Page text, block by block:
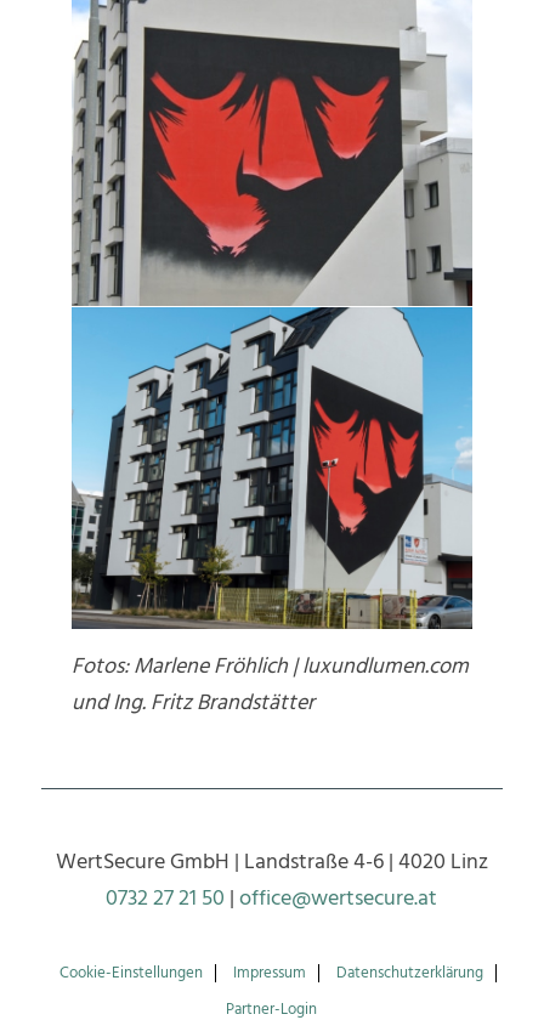
Fotos: Marlene Fröhlich | luxundlumen.com
und Ing. Fritz Brandstätter
WertSecure GmbH | Landstraße 4-6 | 4020 Linz
0732 27 21 50 |office@wertsecure.at
Cookie-Einstellungen Impressum
Datenschutzerklärung
Partner-Login